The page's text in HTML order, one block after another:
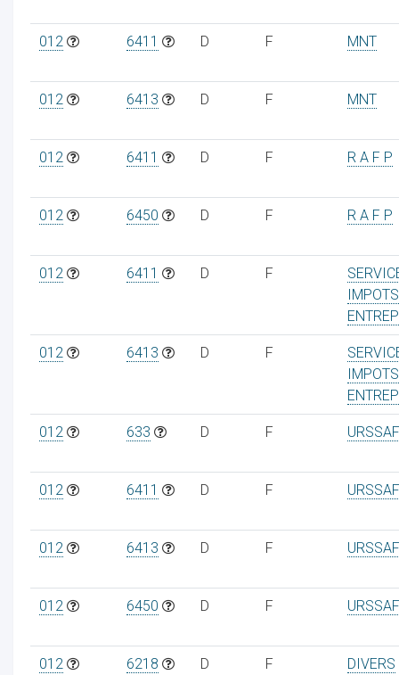
012 6411 D F MNT
012 6413 D F MNT
012 6411 D F R A F P
012 6450 D F R A F P
012 6411 D F
IMPOTS
012 6413 D F
IMPOTS
012 633 D F
012 6411 D F
012 6413 D F
012 6450 D F
012 6218 D F
DIVERS